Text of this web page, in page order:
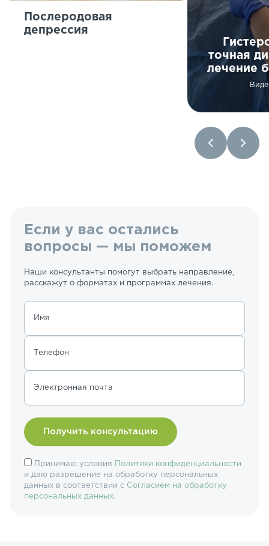
Послеродовая
депрессия
точная
лечение
Если у вас остались
вопросы — мы поможем
Наши консультанты помогут выбрать направление,
расскажут о форматах и программах лечения.
Имя
Телефон
Электронная почта
Принимаю условия
Политики конфиденциальности
и даю разрешение на обработку персональных
данных в соответствии с Согласием на обработку
персональных данных.